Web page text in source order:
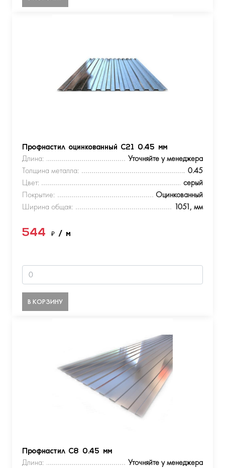
Профнастил оцинкованный С21 0.45 мм
Длина:
Уточняйте у менеджера
Толщина металла:
0.45
Цвет:
серый
Покрытие:
Оцинкованный
Ширина общая:
1051, мм
544 ₽ / м
В КОРЗИНУ
Профнастил С8 0.45 мм
Длина:
Уточняйте у менеджера